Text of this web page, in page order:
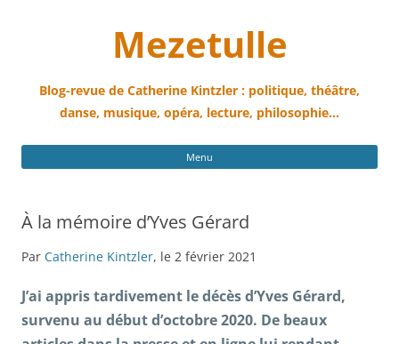
Mezetulle
Blog-revue de Catherine Kintzler : politique, théâtre,
danse, musique, opéra, lecture, philosophie…
Menu
À la mémoire d’Yves Gérard
Par Catherine Kintzler, le 2 février 2021
J’ai appris tardivement le décès d’Yves Gérard,
survenu au début d’octobre 2020. De beaux